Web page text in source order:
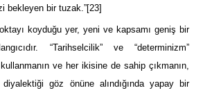
bekleyen bir tuzak.”[23]
koyduğu yer, yeni ve kapsamı geniş bir
“Tarihselcilik” ve “determinizm”
ve her ikisine de sahip çıkmanın,
diyalektiği göz önüne alındığında yapay bir